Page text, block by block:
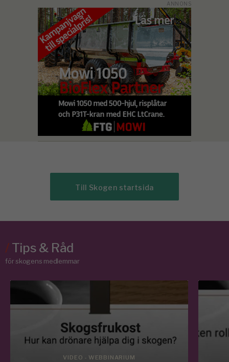
Till Skogen startsida
/Tips & Råd
för skogens medlemmar
VIDEO - WEBBINARIUM